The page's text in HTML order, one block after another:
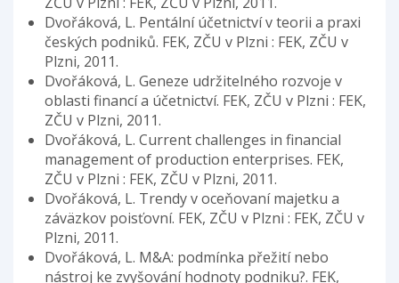
Dvořáková, L. Pentální účetnictví v teorii a praxi
českých podniků. FEK, ZČU v Plzni : FEK, ZČU v
Plzni, 2011.
Dvořáková, L. Geneze udržitelného rozvoje v
oblasti financí a účetnictví. FEK, ZČU v Plzni : FEK,
ZČU v Plzni, 2011.
Dvořáková, L. Current challenges in financial
management of production enterprises. FEK,
ZČU v Plzni : FEK, ZČU v Plzni, 2011.
Dvořáková, L. Trendy v oceňovaní majetku a
záväzkov poisťovní. FEK, ZČU v Plzni : FEK, ZČU v
Plzni, 2011.
Dvořáková, L. M&A: podmínka přežití nebo
nástroj ke zvyšování hodnoty podniku?. FEK,